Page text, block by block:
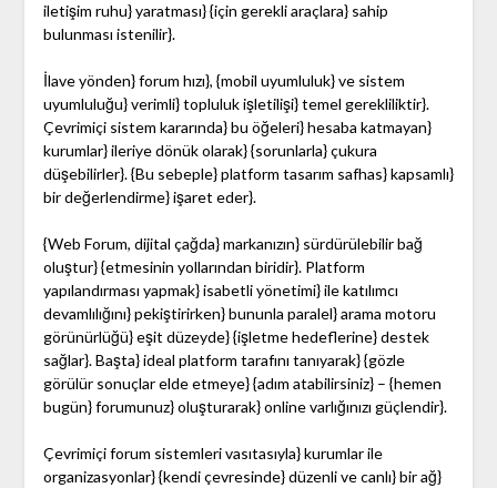
iletişim ruhu} yaratması} {için gerekli araçlara} sahip
bulunması istenilir}.
İlave yönden} forum hızı}, {mobil uyumluluk} ve sistem
uyumluluğu} verimli} topluluk işletilişi} temel gerekliliktir}.
Çevrimiçi sistem kararında} bu öğeleri} hesaba katmayan}
kurumlar} ileriye dönük olarak} {sorunlarla} çukura
düşebilirler}. {Bu sebeple} platform tasarım safhas} kapsamlı}
bir değerlendirme} işaret eder}.
{Web Forum, dijital çağda} markanızın} sürdürülebilir bağ
oluştur} {etmesinin yollarından biridir}. Platform
yapılandırması yapmak} isabetli yönetimi} ile katılımcı
devamlılığını} pekiştirirken} bununla paralel} arama motoru
görünürlüğü} eşit düzeyde} {işletme hedeflerine} destek
sağlar}. Başta} ideal platform tarafını tanıyarak} {gözle
görülür sonuçlar elde etmeye} {adım atabilirsiniz} – {hemen
bugün} forumunuz} oluşturarak} online varlığınızı güçlendir}.
Çevrimiçi forum sistemleri vasıtasıyla} kurumlar ile
organizasyonlar} {kendi çevresinde} düzenli ve canlı} bir ağ}